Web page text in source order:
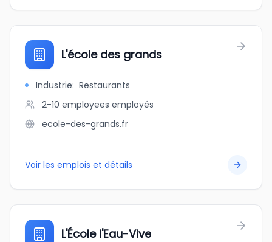
L'école des grands
Industrie: Restaurants
2-10 employees employés
ecole-des-grands.fr
Voir les emplois et détails
L'École l'Eau-Vive